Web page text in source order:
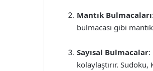
Mantık Bulmacaları
bulmacası gibi
Sayısal Bulmacalar:
kolaylaştırır.